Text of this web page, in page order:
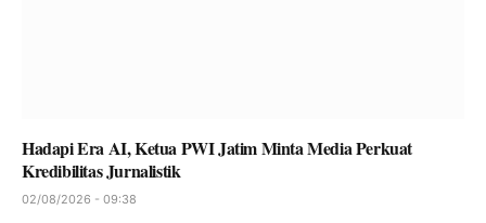
Hadapi Era AI, Ketua PWI Jatim Minta Media Perkuat
Kredibilitas Jurnalistik
02/08/2026 - 09:38